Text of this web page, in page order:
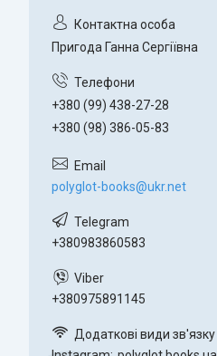
Пригода Ганна Сергіївна
+380 (99) 438-27-28
+380 (98) 386-05-83
polyglot-books@ukr.net
+380983860583
+380975891145